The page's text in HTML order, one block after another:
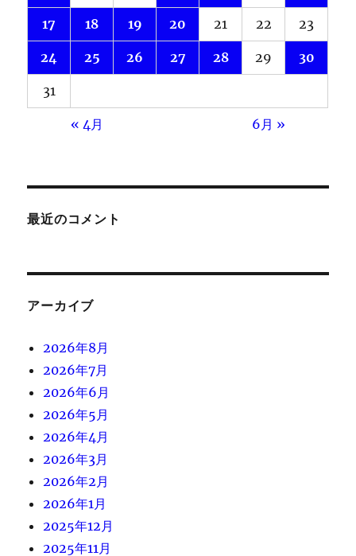
17 18 19 20 21 22 23
24 25 26 27 28 29 30
31
« 4月 6月 »
最近のコメント
アーカイブ
2026年8月
2026年7月
2026年6月
2026年5月
2026年4月
2026年3月
2026年2月
2026年1月
2025年12月
2025年11月